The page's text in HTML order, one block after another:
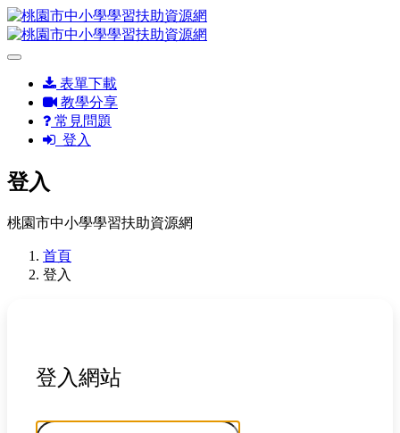
表單下載
教學分享
常見問題
登入
登入
桃園市中小學學習扶助資源網
首頁
登入
登入網站